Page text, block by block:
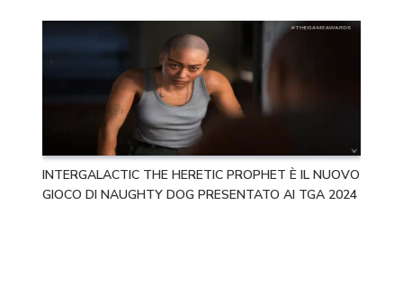
INTERGALACTIC THE HERETIC PROPHET È IL NUOVO
GIOCO DI NAUGHTY DOG PRESENTATO AI TGA 2024